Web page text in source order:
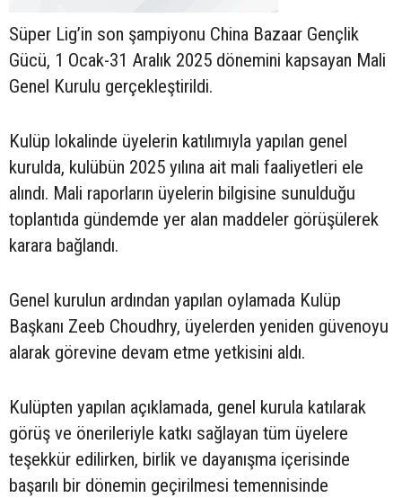
Süper Lig’in son şampiyonu China Bazaar Gençlik
Gücü, 1 Ocak-31 Aralık 2025 dönemini kapsayan Mali
Genel Kurulu gerçekleştirildi.
Kulüp lokalinde üyelerin katılımıyla yapılan genel
kurulda, kulübün 2025 yılına ait mali faaliyetleri ele
alındı. Mali raporların üyelerin bilgisine sunulduğu
toplantıda gündemde yer alan maddeler görüşülerek
karara bağlandı.
Genel kurulun ardından yapılan oylamada Kulüp
Başkanı Zeeb Choudhry, üyelerden yeniden güvenoyu
alarak görevine devam etme yetkisini aldı.
Kulüpten yapılan açıklamada, genel kurula katılarak
görüş ve önerileriyle katkı sağlayan tüm üyelere
teşekkür edilirken, birlik ve dayanışma içerisinde
başarılı bir dönemin geçirilmesi temennisinde